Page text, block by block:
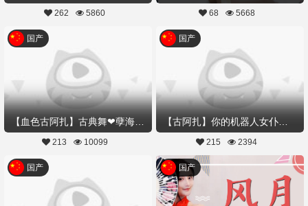
262 5860 68 5668
国产
213 10099
国产
215 2394
国产 国产